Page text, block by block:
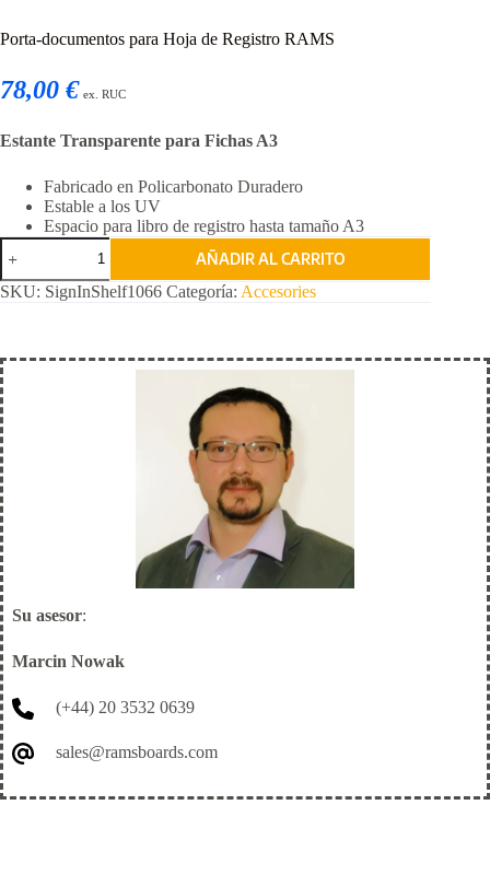
Porta-documentos para Hoja de Registro RAMS
78,00 € ex. RUC
Estante Transparente para Fichas A3
Fabricado en Policarbonato Duradero
Estable a los UV
Espacio para libro de registro hasta tamaño A3
Porta-
documentos
para
Hoja
RAMS
cantidad
AÑADIR AL CARRITO
SKU: SignInShelf1066 Categoría: Accesories
Su asesor:
Marcin Nowak
(+44) 20 3532 0639
sales@ramsboards.com